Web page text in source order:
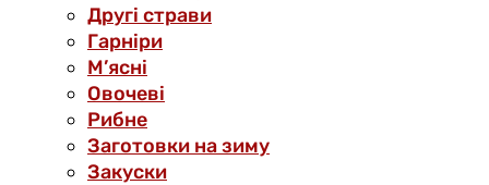
Другі страви
Гарніри
М’ясні
Овочеві
Рибне
Заготовки на зиму
Закуски